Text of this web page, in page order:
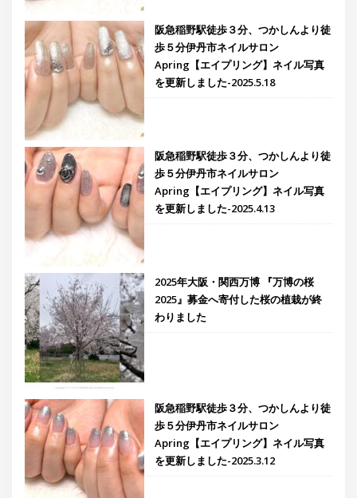
阪急稲野駅徒歩３分、つかしんより徒
歩５分伊丹市ネイルサロン
Apring【エイプリング】ネイル写真
を更新しました-2025.5.18
阪急稲野駅徒歩３分、つかしんより徒
歩５分伊丹市ネイルサロン
Apring【エイプリング】ネイル写真
を更新しました-2025.4.13
2025年大阪・関西万博 『万博の桜
2025』募金へ寄付した桜の植栽が終
わりました
阪急稲野駅徒歩３分、つかしんより徒
歩５分伊丹市ネイルサロン
Apring【エイプリング】ネイル写真
を更新しました-2025.3.12